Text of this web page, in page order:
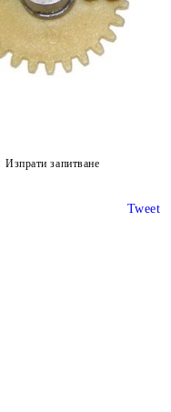
Изпрати запитване
Tweet